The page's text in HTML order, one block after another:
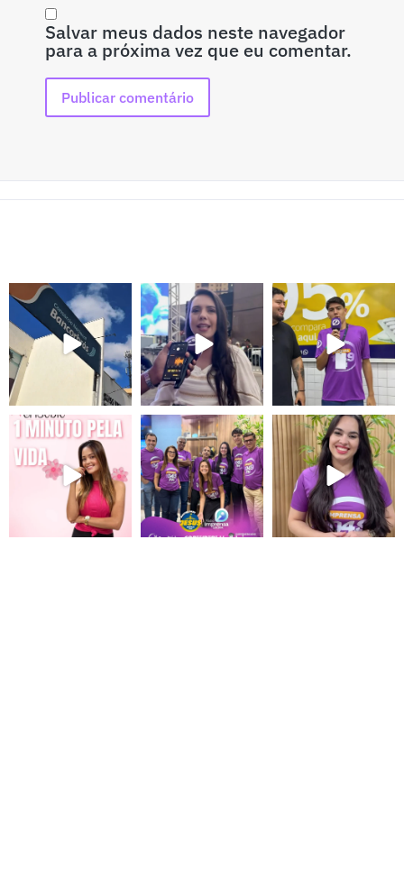
Salvar meus dados neste navegador
para a próxima vez que eu comentar.